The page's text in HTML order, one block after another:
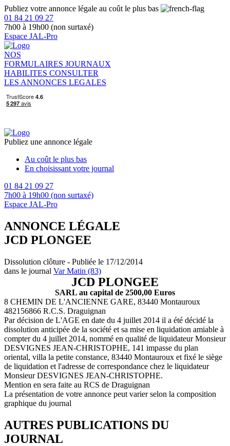
Publiez votre annonce légale au coût le plus bas
01 84 21 09 27
7h00 à 19h00 (non surtaxé)
Espace JAL-Pro
NOS
FORMULAIRES JOURNAUX
HABILITES CONSULTER
LES ANNONCES LEGALES
Publiez une annonce légale
Au coût le plus bas
En choisissant votre journal
01 84 21 09 27
7h00 à 19h00 (non surtaxé)
Espace JAL-Pro
ANNONCE LÉGALE
JCD PLONGEE
Dissolution clôture - Publiée le 17/12/2014
dans le journal Var Matin (83)
JCD PLONGEE
SARL au capital de 2500,00 Euros
8 CHEMIN DE L'ANCIENNE GARE, 83440 Montauroux
482156866 R.C.S. Draguignan
Par décision de L'AGE en date du 4 juillet 2014 il a été décidé la
dissolution anticipée de la société et sa mise en liquidation amiable à
compter du 4 juillet 2014, nommé en qualité de liquidateur Monsieur
DESVIGNES JEAN-CHRISTOPHE, 141 impasse du plan
oriental, villa la petite constance, 83440 Montauroux et fixé le siège
de liquidation et l'adresse de correspondance chez le liquidateur
Monsieur DESVIGNES JEAN-CHRISTOPHE.
Mention en sera faite au RCS de Draguignan
La présentation de votre annonce peut varier selon la composition
graphique du journal
AUTRES PUBLICATIONS DU
JOURNAL